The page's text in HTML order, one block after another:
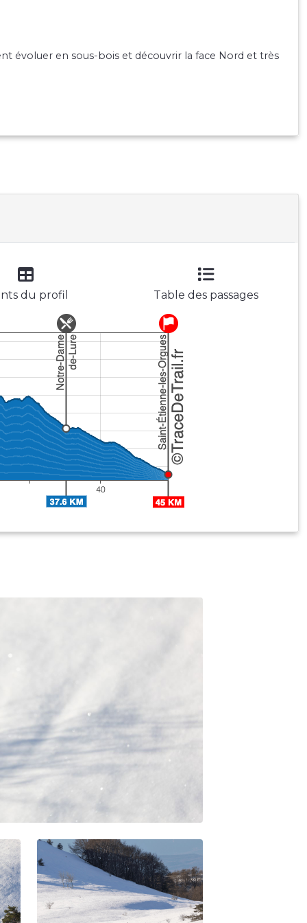
évoluer en sous-bois et découvrir la face Nord et très
du profil Table des passages